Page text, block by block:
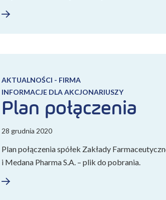
AKTUALNOŚCI - FIRMA
INFORMACJE DLA AKCJONARIUSZY
Plan połączenia
28 grudnia 2020
Plan połączenia spółek Zakłady
i Medana Pharma S.A. – plik do pobrania.